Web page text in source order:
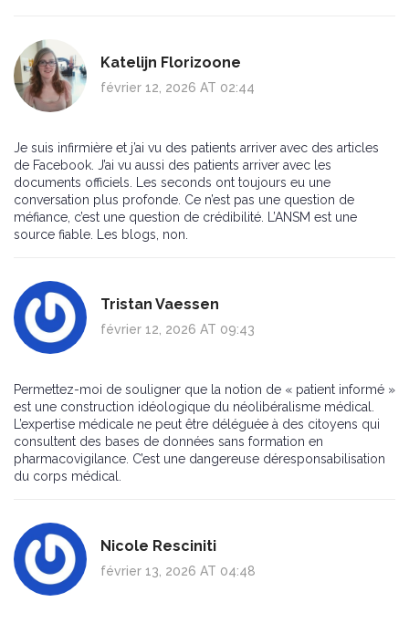
Katelijn Florizoone
février 12, 2026 AT 02:44
Je suis infirmière et j’ai vu des patients arriver avec des articles
de Facebook. J’ai vu aussi des patients arriver avec les
documents officiels. Les seconds ont toujours eu une
conversation plus profonde. Ce n’est pas une question de
méfiance, c’est une question de crédibilité. L’ANSM est une
source fiable. Les blogs, non.
Tristan Vaessen
février 12, 2026 AT 09:43
Permettez-moi de souligner que la notion de « patient informé »
est une construction idéologique du néolibéralisme médical.
L’expertise médicale ne peut être déléguée à des citoyens qui
consultent des bases de données sans formation en
pharmacovigilance. C’est une dangereuse déresponsabilisation
du corps médical.
Nicole Resciniti
février 13, 2026 AT 04:48